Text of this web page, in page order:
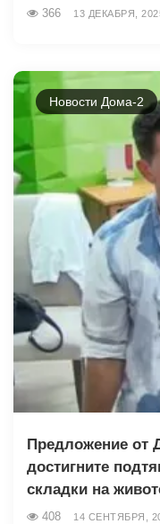
366 13 ДЕКАБРЯ,
Новости Дома-2
Предложение от
достигните
складки на
408 14 СЕНТЯБРЯ,